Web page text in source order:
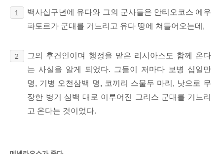
1 백사십구년에 유다와 그의 군사들은 안티오코스 에우
파토르가 군대를 거느리고 유다 땅에 쳐들어오는데,
2
그의 후견인이며 행정을 맡은 리시아스도 함께 온다
는 사실을 알게 되었다. 그들이 저마다 보병 십일만
명, 기병 오천삼백 명, 코끼리 스물두 마리, 낫으로 무
장한 병거 삼백 대로 이루어진 그리스 군대를 거느리
고 온다는 것이었다.